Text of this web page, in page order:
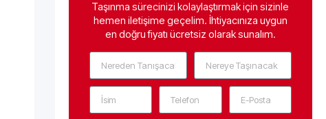
Taşınma sürecinizi kolaylaştırmak için sizinle
hemen iletişime geçelim. İhtiyacınıza uygun
en doğru fiyatı ücretsiz olarak sunalım.